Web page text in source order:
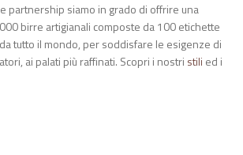
partnership siamo in grado di offrire una
birre artigianali composte da 100 etichette
tutto il mondo, per soddisfare le esigenze di
ai palati più raffinati. Scopri i nostri stili ed i